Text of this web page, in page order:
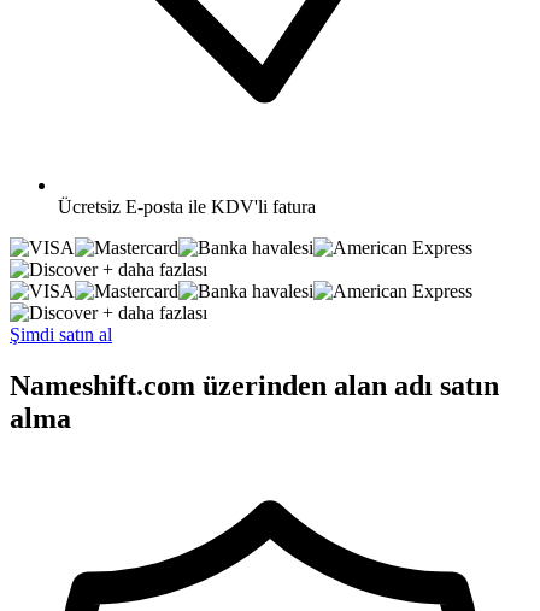
Ücretsiz E-posta ile KDV'li fatura
+ daha fazlası
+ daha fazlası
Şimdi satın al
Nameshift.com üzerinden alan adı satın
alma